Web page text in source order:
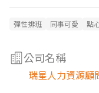
彈性排班 同事可愛 點
公司名稱
瑞星人力資源顧